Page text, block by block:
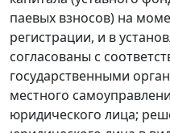
паевых взносов) на
регистрации, и в
согласованы с
государственными
местного
юридического лица;